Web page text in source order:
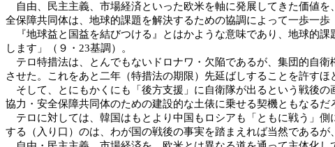
自由、民主主義、市場経済といった欧米を軸に発展してきた価値
全保障共同体は、地球的課題を解決するための協調によって一歩一
『地球益と国益を結びつける』とはかような意味であり、地球的
します」（９・23基調）。
テロ特措法は、とんでもないドロナワ・欠陥であるが、集団的自
させた。これをあと二年（特措法の期限）先延ばしすることを許すほ
そして、とにもかくにも「後方支援」に自衛隊が出るという戦後
協力・安全保障共同体のための建設的な土俵に乗せる契機ともなるだ
テロに対しては、韓国はもとより中国もロシアも「ともに戦う」
する（入り口）のは、わが国の戦後の事実を踏まえれば当然である